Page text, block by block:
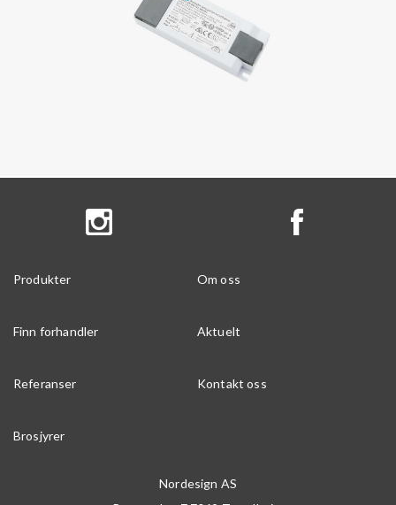
Produkter Om oss
Finn forhandler Aktuelt
Referanser Kontakt oss
Brosjyrer
Nordesign AS